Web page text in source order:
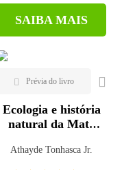
SAIBA MAIS
Ecologia e história
natural da Mata
Athayde Tonhasca Jr.